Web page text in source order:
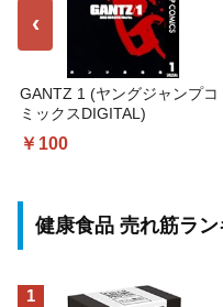
‹
GANTZ 1 (ヤングジャンプコ
ミックスDIGITAL)
￥100
健康食品 売れ筋ラ
1